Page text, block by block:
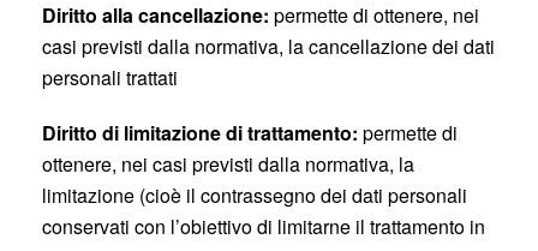
Diritto alla cancellazione: permette di ottenere, nei
casi previsti dalla normativa, la cancellazione dei dati
personali trattati
Diritto di limitazione di trattamento: permette di
ottenere, nei casi previsti dalla normativa, la
limitazione (cioè il contrassegno dei dati personali
conservati con l’obiettivo di limitarne il trattamento in